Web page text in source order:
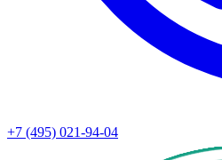
+7 (495) 021-94-04